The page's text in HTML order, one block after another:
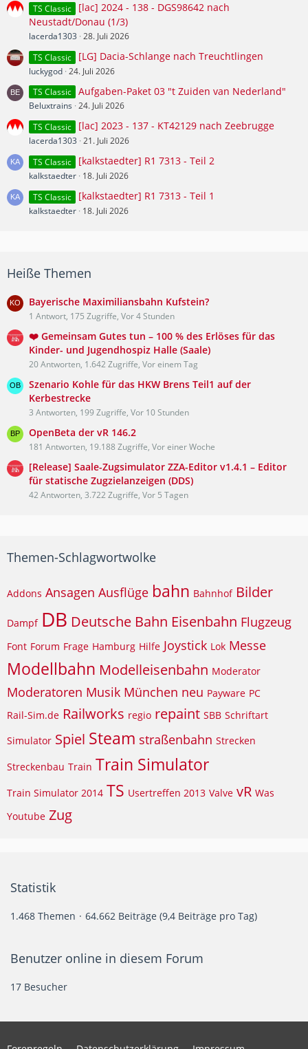
TS Classic
[lac] 2024 - 138 - DGS98642 nach
Neustadt/Donau (1/3)
lacerda1303 28. Juli 2026
TS Classic
[LG] Dacia-Schlange nach Treuchtlingen
luckygod 24. Juli 2026
TS Classic Aufgaben-Paket 03 "t Zuiden van Nederland"
Beluxtrains 24. Juli 2026
TS Classic
[lac] 2023 - 137 - KT42129 nach Zeebrugge
lacerda1303 21. Juli 2026
TS Classic
[kalkstaedter] R1 7313 - Teil 2
kalkstaedter 18. Juli 2026
TS Classic
[kalkstaedter] R1 7313 - Teil 1
kalkstaedter 18. Juli 2026
Heiße Themen
Bayerische Maximiliansbahn Kufstein?
1 Antwort, 175 Zugriffe, Vor 4 Stunden
❤️ Gemeinsam Gutes tun – 100 % des Erlöses für das
Kinder- und Jugendhospiz Halle (Saale)
20 Antworten, 1.642 Zugriffe, Vor einem Tag
Szenario Kohle für das HKW Brens Teil1 auf der
Kerbestrecke
3 Antworten, 199 Zugriffe, Vor 10 Stunden
OpenBeta der vR 146.2
181 Antworten, 19.188 Zugriffe, Vor einer Woche
[Release] Saale-Zugsimulator ZZA-Editor v1.4.1 – Editor
für statische Zugzielanzeigen (DDS)
42 Antworten, 3.722 Zugriffe, Vor 5 Tagen
Themen-Schlagwortwolke
Addons Ansagen Ausflüge bahn Bahnhof Bilder
Dampf DB Deutsche Bahn Eisenbahn Flugzeug
Font Forum Frage Hamburg Hilfe Joystick Lok Messe
Modellbahn Modelleisenbahn Moderator
Moderatoren Musik München neu Payware PC
Rail-Sim.de Railworks regio repaint SBB Schriftart
Simulator Spiel Steam straßenbahn Strecken
Streckenbau Train Train Simulator
Train Simulator 2014 TS Usertreffen 2013 Valve vR Was
Youtube Zug
Statistik
1.468 Themen 64.662 Beiträge (9,4 Beiträge pro Tag)
Benutzer online in diesem Forum
17 Besucher